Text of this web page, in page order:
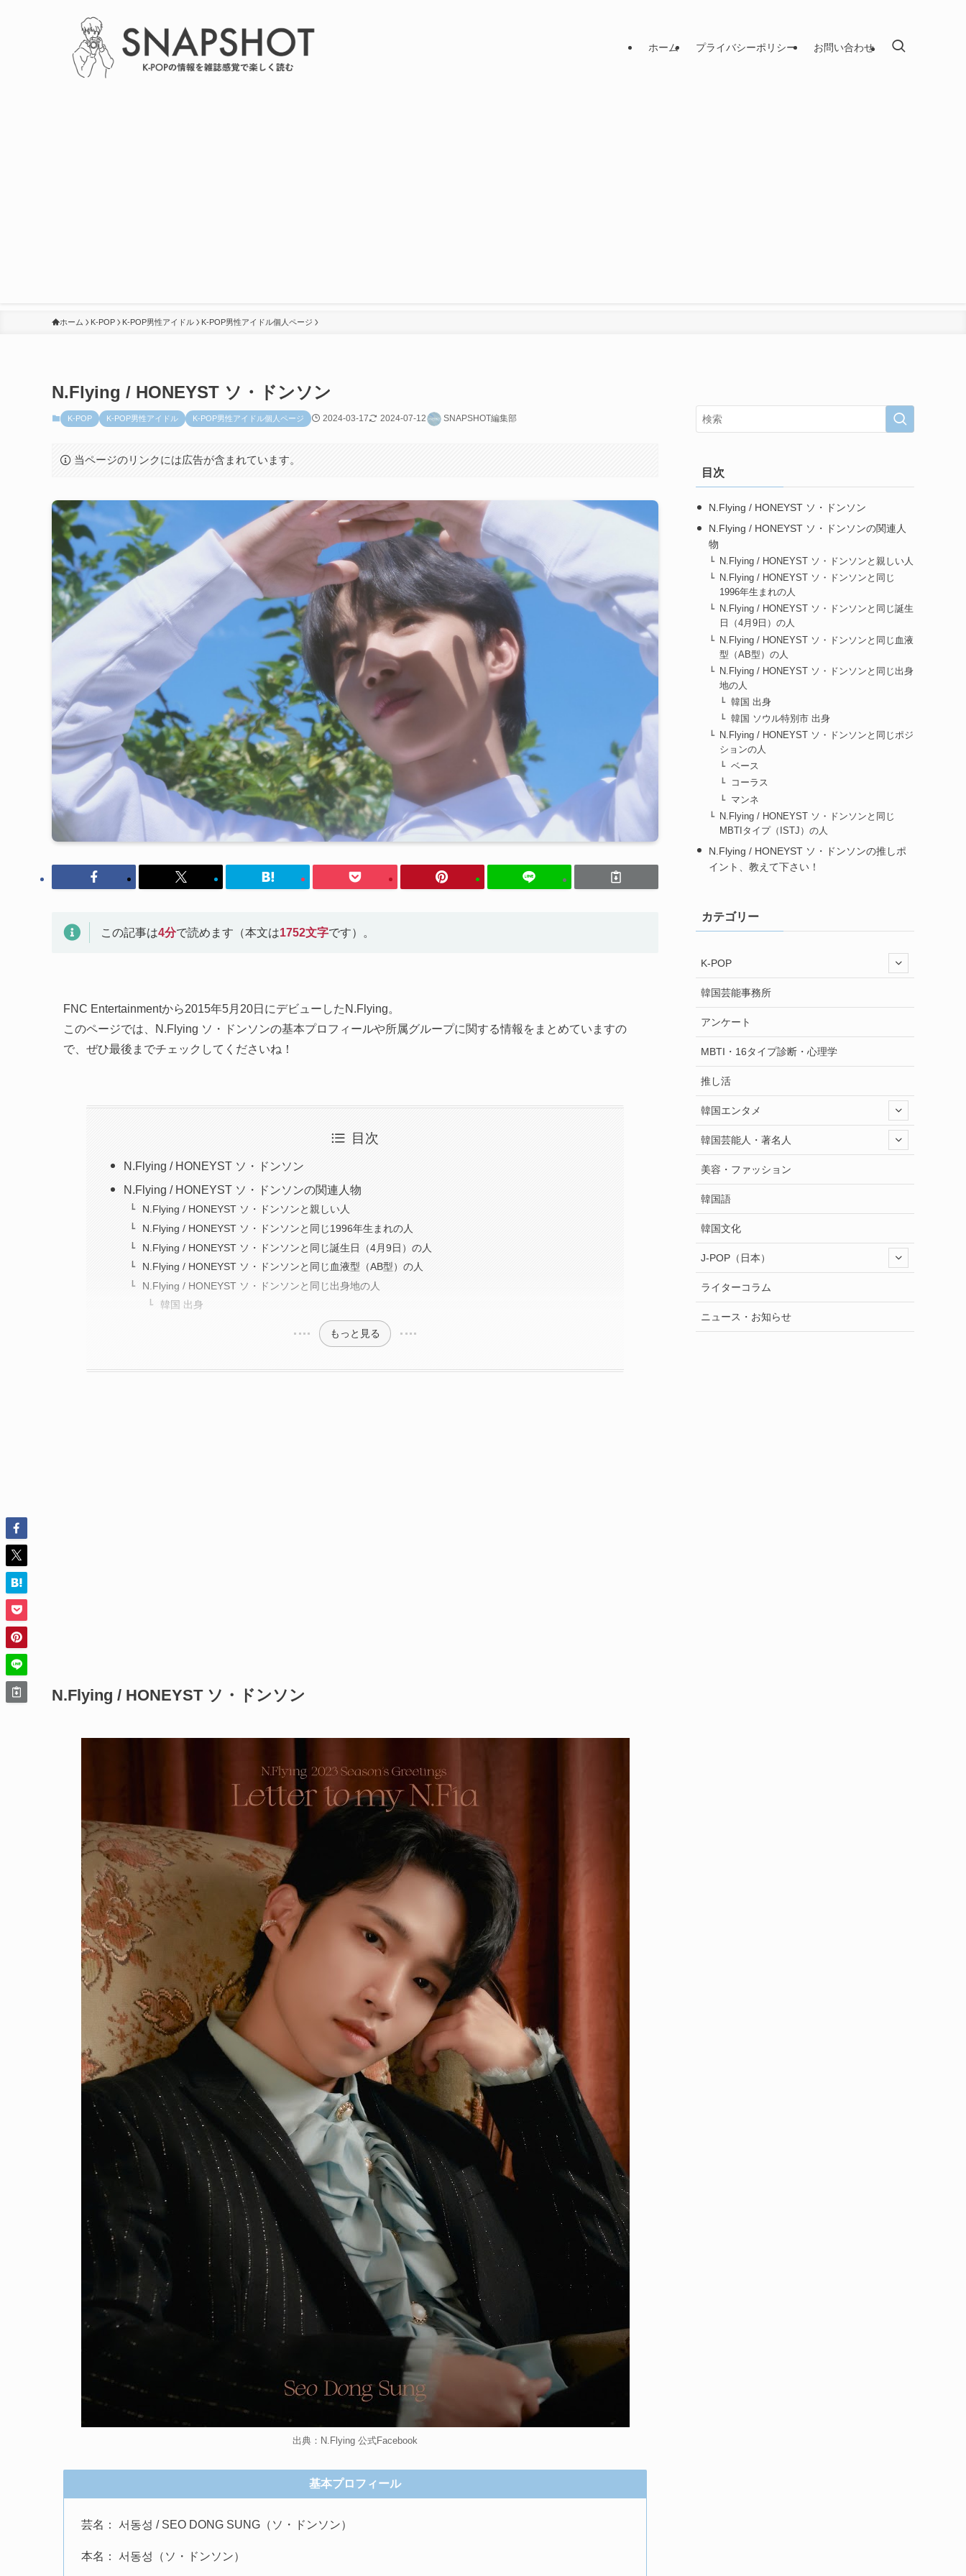
ホーム プライバシーポリシー お問い合わせ
ホーム K-POP K-POP男性アイドル K-POP男性アイドル個人ページ
N.Flying / HONEYST ソ・ドンソン
K-POP K-POP男性アイドル K-POP男性アイドル個人ページ 2024-03-17 2024-07-12 SNAPSHOT編集部
当ページのリンクには広告が含まれています。
この記事は4分で読めます（本文は1752文字です）。
FNC Entertainmentから2015年5月20日にデビューしたN.Flying。
このページでは、N.Flying ソ・ドンソンの基本プロフィールや所属グループに関する情報をまとめていますの
で、ぜひ最後までチェックしてくださいね！
目次
N.Flying / HONEYST ソ・ドンソン
N.Flying / HONEYST ソ・ドンソンの関連人物
N.Flying / HONEYST ソ・ドンソンと親しい人
N.Flying / HONEYST ソ・ドンソンと同じ1996年生まれの人
N.Flying / HONEYST ソ・ドンソンと同じ誕生日（4月9日）の人
N.Flying / HONEYST ソ・ドンソンと同じ血液型（AB型）の人
N.Flying / HONEYST ソ・ドンソンと同じ出身地の人
韓国 出身
もっと見る
N.Flying / HONEYST ソ・ドンソン
出典：N.Flying 公式Facebook
基本プロフィール
芸名： 서동성 / SEO DONG SUNG（ソ・ドンソン）
本名： 서동성（ソ・ドンソン）
目次
N.Flying / HONEYST ソ・ドンソン
N.Flying / HONEYST ソ・ドンソンの関連人
物
N.Flying / HONEYST ソ・ドンソンと親しい人
N.Flying / HONEYST ソ・ドンソンと同じ
1996年生まれの人
N.Flying / HONEYST ソ・ドンソンと同じ誕生
日（4月9日）の人
N.Flying / HONEYST ソ・ドンソンと同じ血液
型（AB型）の人
N.Flying / HONEYST ソ・ドンソンと同じ出身
地の人
韓国 出身
韓国 ソウル特別市 出身
N.Flying / HONEYST ソ・ドンソンと同じポジ
ションの人
ベース
コーラス
マンネ
N.Flying / HONEYST ソ・ドンソンと同じ
MBTIタイプ（ISTJ）の人
N.Flying / HONEYST ソ・ドンソンの推しポ
イント、教えて下さい！
カテゴリー
K-POP
韓国芸能事務所
アンケート
MBTI・16タイプ診断・心理学
推し活
韓国エンタメ
韓国芸能人・著名人
美容・ファッション
韓国語
韓国文化
J-POP（日本）
ライターコラム
ニュース・お知らせ